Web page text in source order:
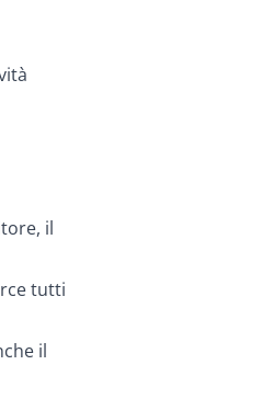
il
tutti
il